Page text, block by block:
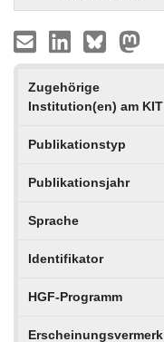
Zugehörige
Institution(en) am KIT
Publikationstyp
Publikationsjahr
Sprache
Identifikator
HGF-Programm
Erscheinungsvermerk